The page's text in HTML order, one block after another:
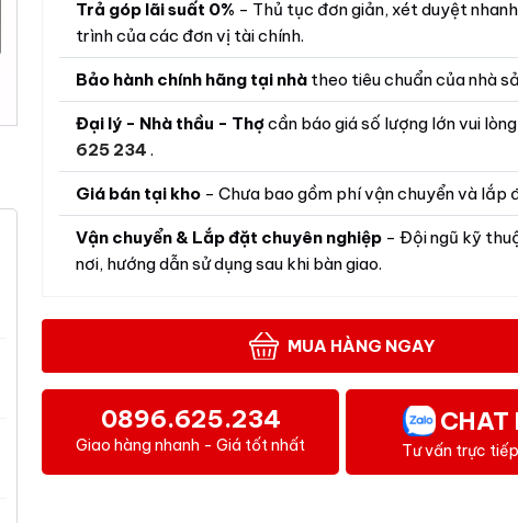
Trả góp lãi suất 0% - Thủ tục đơn giản, xét duyệt
trình của các đơn vị tài chính.
Bảo hành chính hãng tại nhà theo tiêu chuẩn của nhà
Đại lý - Nhà thầu - Thợcần báo giá số lượng lớn vui
625 234.
Giá bán tại kho - Chưa bao gồm phí vận chuyển và lắp
Vận chuyển & Lắp đặt chuyên nghiệp - Đội ngũ kỹ
nơi, hướng dẫn sử dụng sau khi bàn giao.
MUA HÀNG NGAY
0896.625.234
Giao hàng nhanh - Giá tốt nhất
CHAT
Tư vấn trực